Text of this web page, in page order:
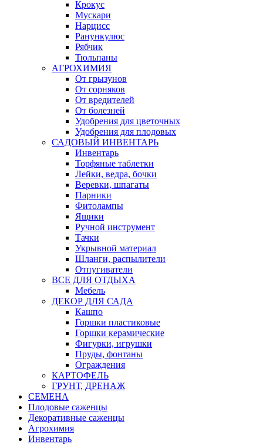
Крокус
Мускари
Нарцисс
Ранункулюс
Рябчик
Тюльпаны
АГРОХИМИЯ
От грызунов
От сорняков
От вредителей
От болезней
Удобрения для цветочных
Удобрения для плодовых
САДОВЫЙ ИНВЕНТАРЬ
Инвентарь
Торфяные таблетки
Лейки, ведра, бочки
Веревки, шпагаты
Парники
Фитолампы
Ящики
Ручной инструмент
Тачки
Укрывной материал
Шланги, распылители
Отпугиватели
ВСЕ ДЛЯ ОТДЫХА
Мебель
ДЕКОР ДЛЯ САДА
Кашпо
Горшки пластиковые
Горшки керамические
Фигурки, игрушки
Пруды, фонтаны
Ограждения
КАРТОФЕЛЬ
ГРУНТ, ДРЕНАЖ
СЕМЕНА
Плодовые саженцы
Декоративные саженцы
Агрохимия
Инвентарь